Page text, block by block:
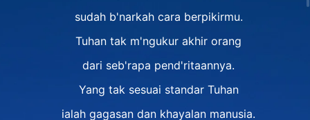
sudah b'narkah cara berpikirmu.
Tuhan tak m'ngukur akhir orang
dari seb'rapa pend'ritaannya.
Yang tak sesuai standar Tuhan
ialah gagasan dan khayalan manusia.